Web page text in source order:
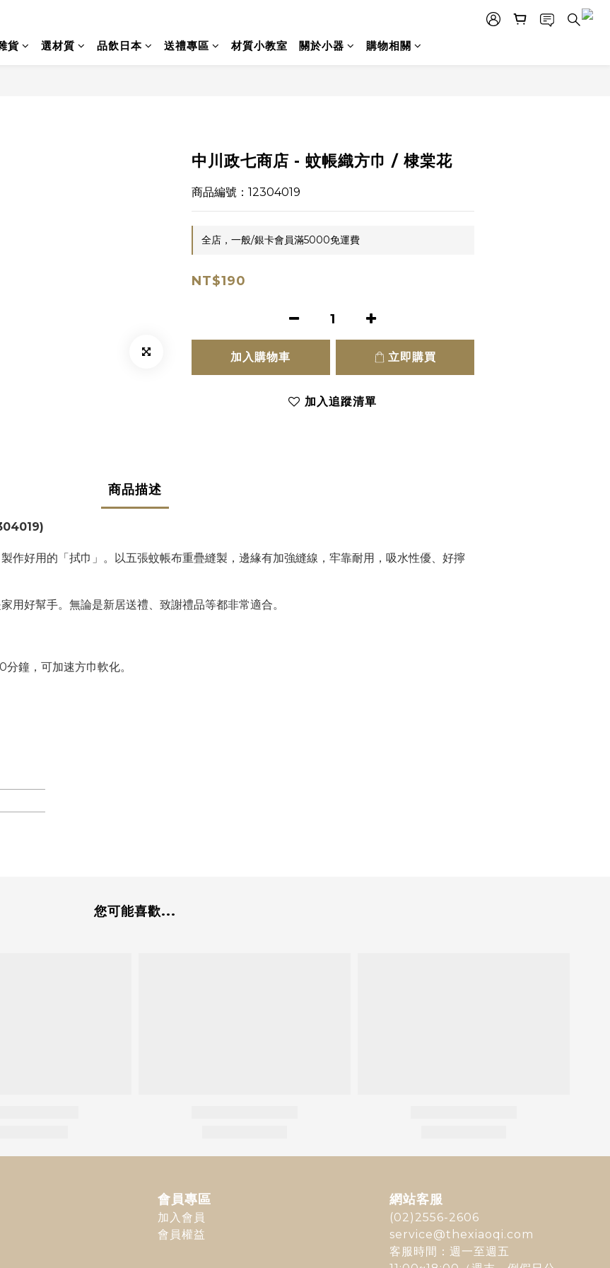
貨 選材質 品飲日本 送禮專區 材質小教室 關於小器 購物相關
中川政七商店 - 蚊帳織方巾 / 棣棠花
商品編號：12304019
全店，一般/銀卡會員滿5000免運費
NT$190
加入購物車 立即購買
加入追蹤清單
商品描述
作好用的「拭巾」。以五張蚊帳布重疊縫製，邊緣有加強縫線，牢靠耐用，吸水性優、好擰
用好幫手。無論是新居送禮、致謝禮品等都非常適合。
鐘，可加速方巾軟化。
您可能喜歡...
會員專區
加入會員
會員權益
網站客服
(02)2556-2606
service@thexiaoqi.com
客服時間：週一至週五